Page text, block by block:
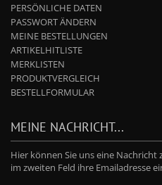
PERSÖNLICHE DATEN
PASSWORT ÄNDERN
MEINE BESTELLUNGEN
ARTIKELHITLISTE
MERKLISTEN
PRODUKTVERGLEICH
BESTELLFORMULAR
MEINE NACHRICHT...
Hier können Sie uns eine Nachricht
im zweiten Feld ihre Emailadresse